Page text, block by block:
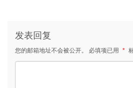
发表回复
您的邮箱地址不会被公开。 必填项已用 *